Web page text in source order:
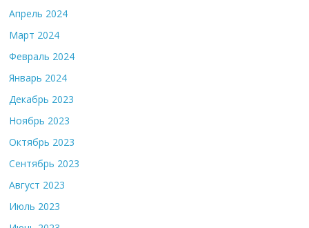
Апрель 2024
Март 2024
Февраль 2024
Январь 2024
Декабрь 2023
Ноябрь 2023
Октябрь 2023
Сентябрь 2023
Август 2023
Июль 2023